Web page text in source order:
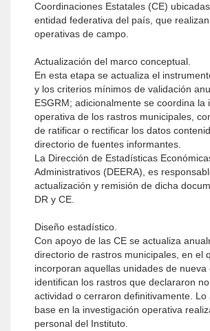
Coordinaciones Estatales (CE)
entidad federativa del país, que
operativas de campo.
Actualización del marco conceptual.
En esta etapa se actualiza el
y los criterios mínimos de validación
ESGRM; adicionalmente se coordina la
operativa de los rastros municipales,
de ratificar o rectificar los datos
directorio de fuentes informantes.
La Dirección de Estadísticas
Administrativos (DEERA), es
actualización y remisión de dicha
DR y CE.
Diseño estadístico.
Con apoyo de las CE se actualiza
directorio de rastros municipales, en el
incorporan aquellas unidades de nueva
identifican los rastros que declararon
actividad o cerraron definitivamente. Lo
base en la investigación operativa
personal del Instituto.